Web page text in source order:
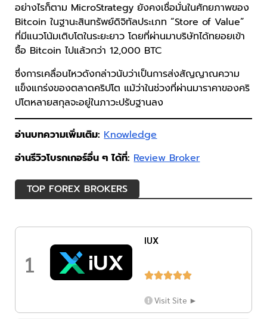
อย่างไรก็ตาม MicroStrategy ยังคงเชื่อมั่นในศักยภาพของ
Bitcoin ในฐานะสินทรัพย์ดิจิทัลประเภท “Store of Value”
ที่มีแนวโน้มเติบโตในระยะยาว โดยที่ผ่านมาบริษัทได้ทยอยเข้า
ซื้อ Bitcoin ไปแล้วกว่า 12,000 BTC
ซึ่งการเคลื่อนไหวดังกล่าวนับว่าเป็นการส่งสัญญาณความ
แข็งแกร่งของตลาดคริปโต แม้ว่าในช่วงที่ผ่านมาราคาของคริ
ปโตหลายสกุลจะอยู่ในภาวะปรับฐานลง
อ่านบทความเพิ่มเติม: Knowledge
อ่านรีวิวโบรกเกอร์อื่น ๆ ได้ที่: Review Broker
TOP FOREX BROKERS
1
IUX

Visit Site ►